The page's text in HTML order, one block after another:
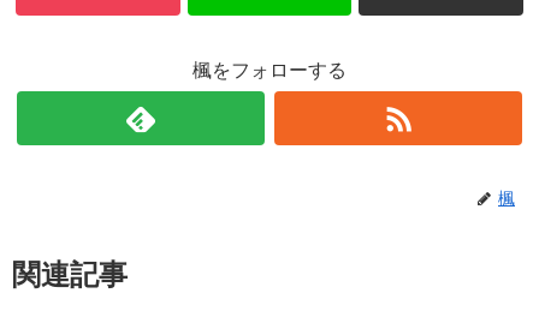
楓をフォローする
楓
関連記事